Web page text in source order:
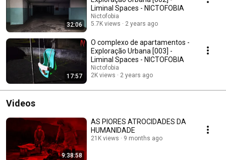
32:06
Liminal Spaces - NICTOFOBIA
Nictofobia
5.7K views
2 years ago
17:57
O complexo de apartamentos -
Exploração Urbana [003] -
Liminal Spaces - NICTOFOBIA
Nictofobia
2K views
2 years ago
Videos
9:38:58
AS PIORES ATROCIDADES DA
HUMANIDADE
21K views 9 months ago